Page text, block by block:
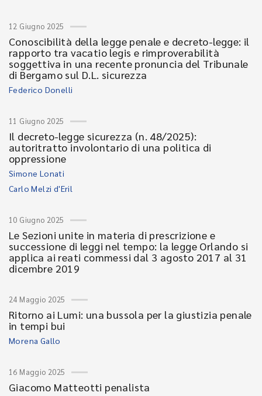
12 Giugno 2025
Conoscibilità della legge penale e decreto-legge: il
rapporto tra vacatio legis e rimproverabilità
soggettiva in una recente pronuncia del Tribunale
di Bergamo sul D.L. sicurezza
Federico Donelli
11 Giugno 2025
Il decreto-legge sicurezza (n. 48/2025):
autoritratto involontario di una politica di
oppressione
Simone Lonati
Carlo Melzi d'Eril
10 Giugno 2025
Le Sezioni unite in materia di prescrizione e
successione di leggi nel tempo: la legge Orlando si
applica ai reati commessi dal 3 agosto 2017 al 31
dicembre 2019
24 Maggio 2025
Ritorno ai Lumi: una bussola per la giustizia penale
in tempi bui
Morena Gallo
16 Maggio 2025
Giacomo Matteotti penalista